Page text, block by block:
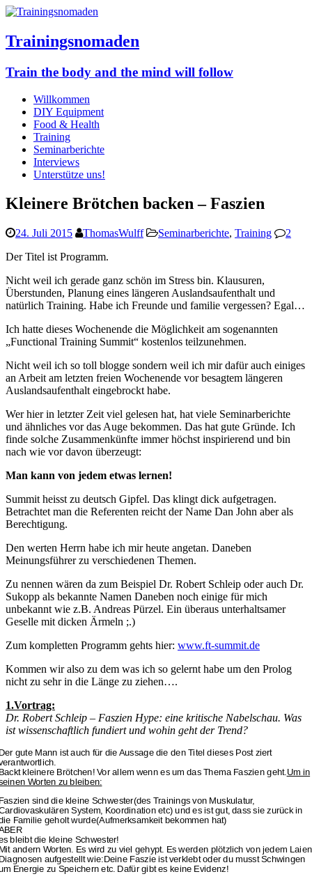
Trainingsnomaden
Train the body and the mind will follow
Willkommen
DIY Equipment
Food & Health
Training
Seminarberichte
Interviews
Unterstütze uns!
Kleinere Brötchen backen – Faszien
24. Juli 2015 ThomasWulff Seminarberichte, Training
2
Der Titel ist Programm.
Nicht weil ich gerade ganz schön im Stress bin. Klausuren,
Überstunden, Planung eines längeren Auslandsaufenthalt und
natürlich Training. Habe ich Freunde und familie vergessen? Egal…
Ich hatte dieses Wochenende die Möglichkeit am sogenannten
„Functional Training Summit“ kostenlos teilzunehmen.
Nicht weil ich so toll blogge sondern weil ich mir dafür auch einiges
an Arbeit am letzten freien Wochenende vor besagtem längeren
Auslandsaufenthalt eingebrockt habe.
Wer hier in letzter Zeit viel gelesen hat, hat viele Seminarberichte
und ähnliches vor das Auge bekommen. Das hat gute Gründe. Ich
finde solche Zusammenkünfte immer höchst inspirierend und bin
nach wie vor davon überzeugt:
Man kann von jedem etwas lernen!
Summit heisst zu deutsch Gipfel. Das klingt dick aufgetragen.
Betrachtet man die Referenten reicht der Name Dan John aber als
Berechtigung.
Den werten Herrn habe ich mir heute angetan. Daneben
Meinungsführer zu verschiedenen Themen.
Zu nennen wären da zum Beispiel Dr. Robert Schleip oder auch Dr.
Sukopp als bekannte Namen Daneben noch einige für mich
unbekannt wie z.B. Andreas Pürzel. Ein überaus unterhaltsamer
Geselle mit dicken Ärmeln ;.)
Zum kompletten Programm gehts hier: www.ft-summit.de
Kommen wir also zu dem was ich so gelernt habe um den Prolog
nicht zu sehr in die Länge zu ziehen….
1.Vortrag:
Dr. Robert Schleip – Faszien Hype: eine kritische Nabelschau. Was
ist wissenschaftlich fundiert und wohin geht der Trend?
gute Mann ist auch für die Aussage die den Titel dieses Post ziert
kleinere Brötchen! Vor allem wenn es um das Thema Faszien geht.Um in
Worten zu bleiben:
sind die kleine Schwester(des Trainings von Muskulatur,
System, Koordination etc) und es ist gut, dass sie zurück in
Familie geholt wurde(Aufmerksamkeit bekommen hat)
bleibt die kleine Schwester!
andern Worten. Es wird zu viel gehypt. Es werden plötzlich von jedem Laien
aufgestellt wie:Deine Faszie ist verklebt oder du musst Schwingen
Energie zu Speichern etc. Dafür gibt es keine Evidenz!